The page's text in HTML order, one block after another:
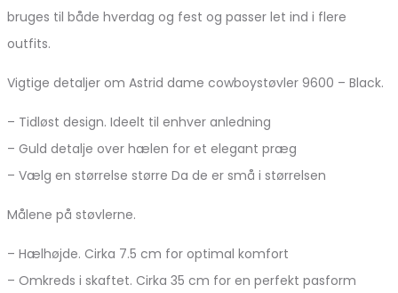
bruges til både hverdag og fest og passer let ind i flere
outfits.
Vigtige detaljer om Astrid dame cowboystøvler 9600 – Black.
– Tidløst design. Ideelt til enhver anledning
– Guld detalje over hælen for et elegant præg
– Vælg en størrelse større Da de er små i størrelsen
Målene på støvlerne.
– Hælhøjde. Cirka 7.5 cm for optimal komfort
– Omkreds i skaftet. Cirka 35 cm for en perfekt pasform